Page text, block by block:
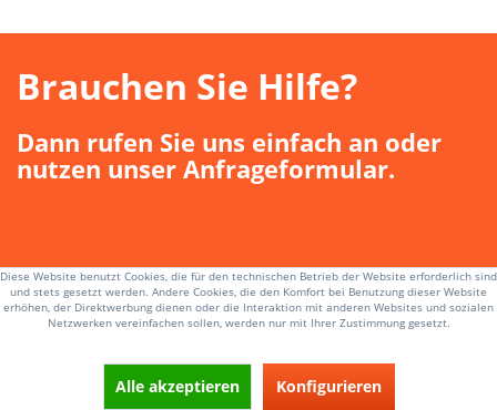
Brauchen Sie Hilfe?
Dann rufen Sie uns einfach an oder
nutzen unser Anfrageformular.
Anfrageformular
Garantiepakete
Diese Website benutzt Cookies, die für den technischen Betrieb der Website erforderlich sind
und stets gesetzt werden. Andere Cookies, die den Komfort bei Benutzung dieser Website
erhöhen, der Direktwerbung dienen oder die Interaktion mit anderen Websites und sozialen
Netzwerken vereinfachen sollen, werden nur mit Ihrer Zustimmung gesetzt.
Alle akzeptieren Konfigurieren